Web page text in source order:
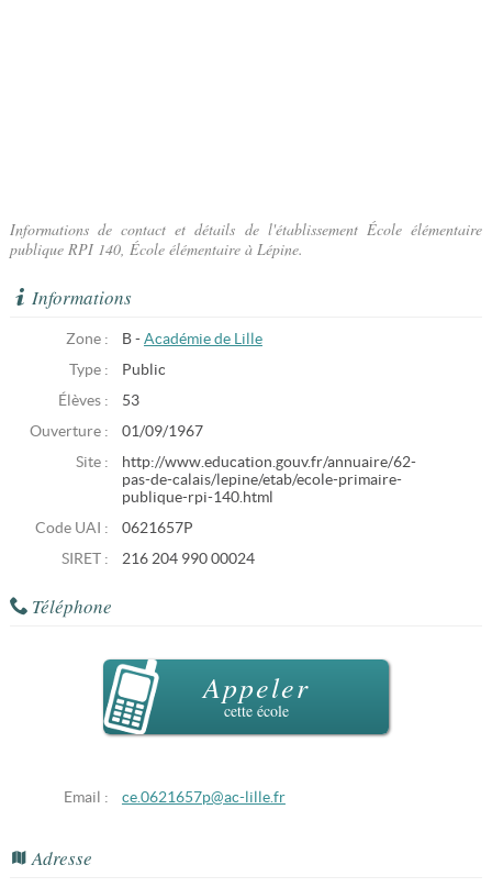
Informations de contact et détails de l'établissement École élémentaire
publique RPI 140, École élémentaire à Lépine.
Informations
Zone : B - Académie de Lille
Type :
Public
Élèves :
53
Ouverture :
01/09/1967
Site :
http://www.education.gouv.fr/annuaire/62-
pas-de-calais/lepine/etab/ecole-primaire-
publique-rpi-140.html
Code UAI :
0621657P
SIRET :
216 204 990 00024
Téléphone
Appeler
cette école
Email : ce.0621657p@ac-lille.fr
Adresse